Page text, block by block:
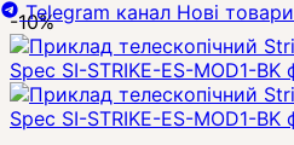
-10%
Telegram канал Нові товари